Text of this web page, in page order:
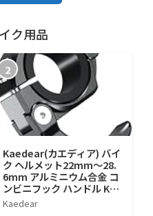
ク用品
2
Kaedear(カエディア) バイ
ク ヘルメット22mm～28.
6mm アルミニウム合金 コ
ンビニフック ハンドル KD
R-RF2 (リングタイプ)
Kaedear